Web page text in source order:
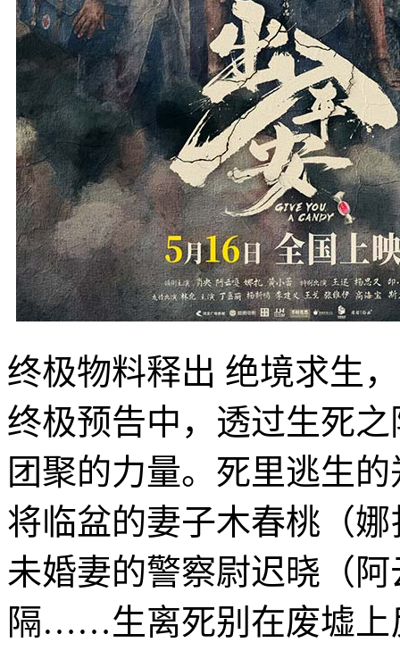
终极物料释出 绝境求生
终极预告中，透过生死
团聚的力量。死里逃生
将临盆的妻子木春桃（
未婚妻的警察尉迟晓（
隔……生离死别在废墟上